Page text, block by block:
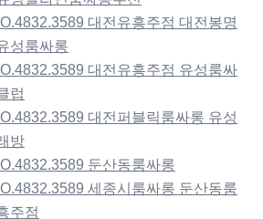
대전유흥주점 대전봉명
성룸싸롱
대전유흥주점 유성룸싸
럽
대전퍼블릭룸싸롱 유성
방
둔산동룸싸롱
세종시룸싸롱 둔산동룸
주점